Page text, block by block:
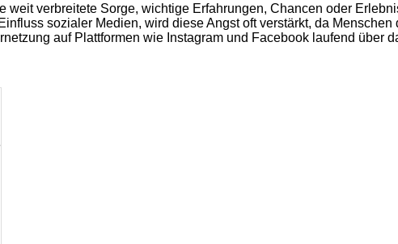
weit verbreitete Sorge, wichtige Erfahrungen, Chancen oder
sozialer Medien, wird diese Angst oft verstärkt, da Menschen
auf Plattformen wie Instagram und Facebook laufend über